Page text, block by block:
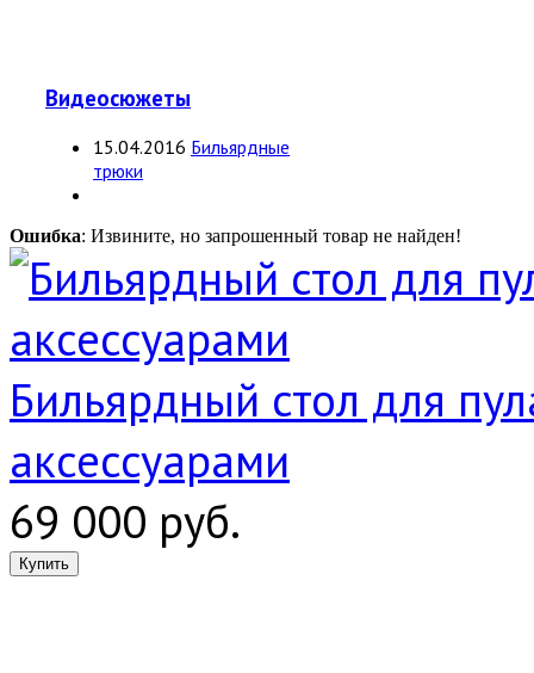
Видеосюжеты
15.04.2016 Бильярдные
трюки
Ошибка: Извините, но запрошенный товар не найден!
Бильярдный стол для
аксессуарами
69 000 руб.